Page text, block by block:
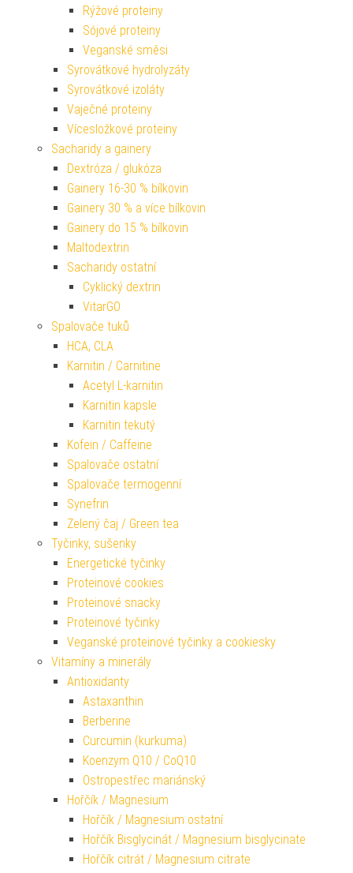
Rýžové proteiny
Sójové proteiny
Veganské směsi
Syrovátkové hydrolyzáty
Syrovátkové izoláty
Vaječné proteiny
Vícesložkové proteiny
Sacharidy a gainery
Dextróza / glukóza
Gainery 16-30 % bílkovin
Gainery 30 % a více bílkovin
Gainery do 15 % bílkovin
Maltodextrin
Sacharidy ostatní
Cyklický dextrin
VitarGO
Spalovače tuků
HCA, CLA
Karnitin / Carnitine
Acetyl L-karnitin
Karnitin kapsle
Karnitin tekutý
Kofein / Caffeine
Spalovače ostatní
Spalovače termogenní
Synefrin
Zelený čaj / Green tea
Tyčinky, sušenky
Energetické tyčinky
Proteinové cookies
Proteinové snacky
Proteinové tyčinky
Veganské proteinové tyčinky a cookiesky
Vitamíny a minerály
Antioxidanty
Astaxanthin
Berberine
Curcumin (kurkuma)
Koenzym Q10 / CoQ10
Ostropestřec mariánský
Hořčík / Magnesium
Hořčík / Magnesium ostatní
Hořčík Bisglycinát / Magnesium bisglycinate
Hořčík citrát / Magnesium citrate